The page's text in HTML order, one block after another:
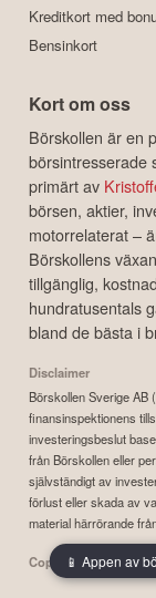
Kreditkort med
Bensinkort
Kort om oss
Börskollen är en
börsintresserade
primärt av
börsen, aktier,
motorrelaterat –
Börskollens
tillgänglig,
hundratusentals
bland de bästa i
Disclaimer
Börskollen Sverige AB
finansinspektionens
investeringsbeslut
från Börskollen eller
självständigt av
förlust eller skada av
material härrörande
Copyright ©2026
📱 Appen av